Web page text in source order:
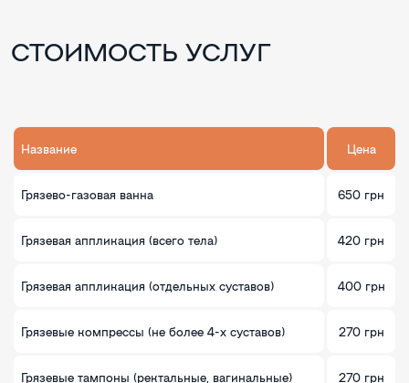
СТОИМОСТЬ УСЛУГ
Название Цена
Грязево-газовая ванна 650 грн
Грязевая аппликация (всего тела) 420 грн
Грязевая аппликация (отдельных суставов) 400 грн
Грязевые компрессы (не более 4-х суставов) 270 грн
Грязевые тампоны (ректальные, вагинальные) 270 грн